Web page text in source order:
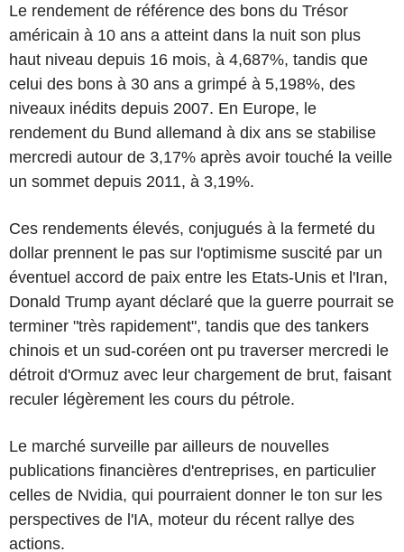
Le rendement de référence des bons du Trésor
américain à 10 ans a atteint dans la nuit son plus
haut niveau depuis 16 mois, à 4,687%, tandis que
celui des bons à 30 ans a grimpé à 5,198%, des
niveaux inédits depuis 2007. En Europe, le
rendement du Bund allemand à dix ans se stabilise
mercredi autour de 3,17% après avoir touché la veille
un sommet depuis 2011, à 3,19%.
Ces rendements élevés, conjugués à la fermeté du
dollar prennent le pas sur l'optimisme suscité par un
éventuel accord de paix entre les Etats-Unis et l'Iran,
Donald Trump ayant déclaré que la guerre pourrait se
terminer "très rapidement", tandis que des tankers
chinois et un sud-coréen ont pu traverser mercredi le
détroit d'Ormuz avec leur chargement de brut, faisant
reculer légèrement les cours du pétrole.
Le marché surveille par ailleurs de nouvelles
publications financières d'entreprises, en particulier
celles de Nvidia, qui pourraient donner le ton sur les
perspectives de l'IA, moteur du récent rallye des
actions.